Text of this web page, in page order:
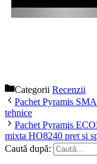
Categorii Recenzii
Pachet Pyramis
tehnice
Pachet Pyramis
mixta HO8240 pret si
Caută după: